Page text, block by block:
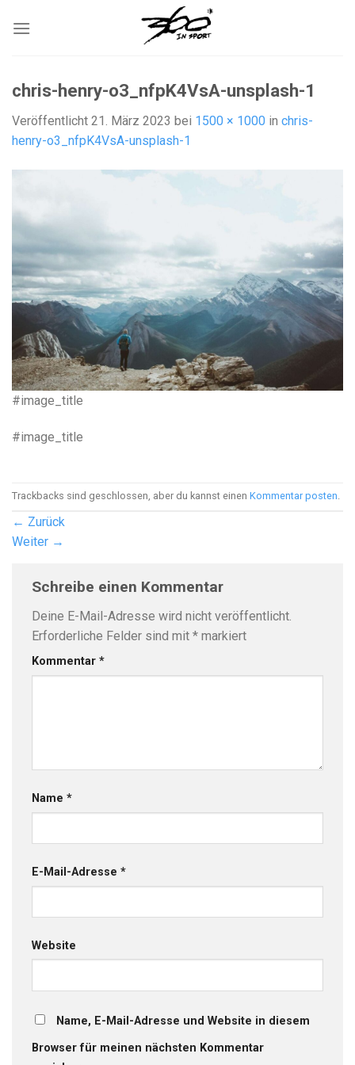
Inhalt
chris-henry-o3_nfpK4VsA-unsplash-1
Veröffentlicht 21. März 2023 bei 1500 × 1000 in chris-
henry-o3_nfpK4VsA-unsplash-1
#image_title
#image_title
Trackbacks sind geschlossen, aber du kannst einen Kommentar posten
← Zurück
Weiter →
Schreibe einen Kommentar
Deine E-Mail-Adresse wird nicht veröffentlicht.
Erforderliche Felder sind mit * markiert
Kommentar *
Name *
E-Mail-Adresse *
Website
Name, E-Mail-Adresse und Website in diesem
Browser für meinen nächsten Kommentar